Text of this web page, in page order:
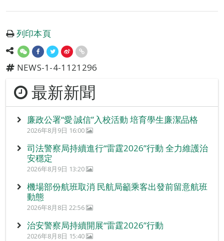
列印本頁
NEWS-1-4-1121296
最新新聞
廉政公署“愛‧誠信”入校活動 培育學生廉潔品格
2026年8月9日 16:00
司法警察局持續進行“雷霆2026”行動 全力維護治
安穩定
2026年8月9日 13:20
機場部份航班取消 民航局籲乘客出發前留意航班
動態
2026年8月8日 22:56
治安警察局持續開展“雷霆2026”行動
2026年8月8日 15:40